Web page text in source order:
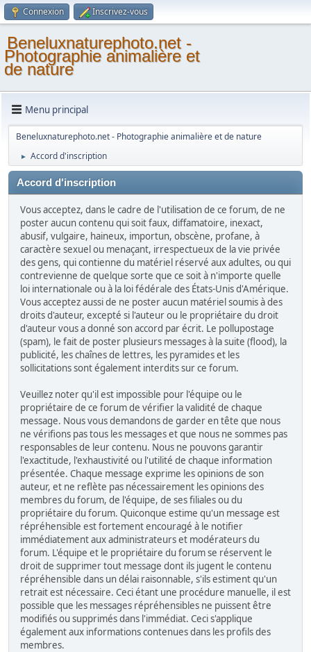
Connexion Inscrivez-vous
Beneluxnaturephoto.net -
Photographie animalière et
de nature
Menu principal
Beneluxnaturephoto.net - Photographie animalière et de nature
► Accord d'inscription
Accord d'inscription
Vous acceptez, dans le cadre de l'utilisation de ce forum, de ne
poster aucun contenu qui soit faux, diffamatoire, inexact,
abusif, vulgaire, haineux, importun, obscène, profane, à
caractère sexuel ou menaçant, irrespectueux de la vie privée
des gens, qui contienne du matériel réservé aux adultes, ou qui
contrevienne de quelque sorte que ce soit à n'importe quelle
loi internationale ou à la loi fédérale des États-Unis d'Amérique.
Vous acceptez aussi de ne poster aucun matériel soumis à des
droits d'auteur, excepté si l'auteur ou le propriétaire du droit
d'auteur vous a donné son accord par écrit. Le pollupostage
(spam), le fait de poster plusieurs messages à la suite (flood), la
publicité, les chaînes de lettres, les pyramides et les
sollicitations sont également interdits sur ce forum.
Veuillez noter qu'il est impossible pour l'équipe ou le
propriétaire de ce forum de vérifier la validité de chaque
message. Nous vous demandons de garder en tête que nous
ne vérifions pas tous les messages et que nous ne sommes pas
responsables de leur contenu. Nous ne pouvons garantir
l'exactitude, l'exhaustivité ou l'utilité de chaque information
présentée. Chaque message exprime les opinions de son
auteur, et ne reflète pas nécessairement les opinions des
membres du forum, de l'équipe, de ses filiales ou du
propriétaire du forum. Quiconque estime qu'un message est
répréhensible est fortement encouragé à le notifier
immédiatement aux administrateurs et modérateurs du
forum. L'équipe et le propriétaire du forum se réservent le
droit de supprimer tout message dont ils jugent le contenu
répréhensible dans un délai raisonnable, s'ils estiment qu'un
retrait est nécessaire. Ceci étant une procédure manuelle, il est
possible que les messages répréhensibles ne puissent être
modifiés ou supprimés dans l'immédiat. Ceci s'applique
également aux informations contenues dans les profils des
membres.